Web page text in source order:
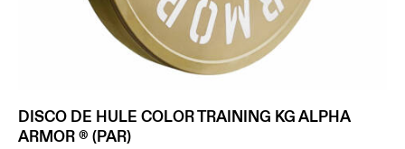
DISCO DE HULE COLOR TRAINING KG ALPHA
ARMOR ® (PAR)